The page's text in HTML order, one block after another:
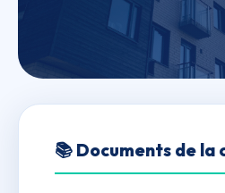
LA ROSERAIE
📚 Documents de